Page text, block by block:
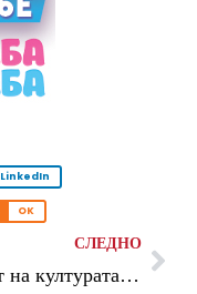
LinkedIn
OK
СЛЕДНО
Домот на културата во Кавадарци со изложба и промоција на книга